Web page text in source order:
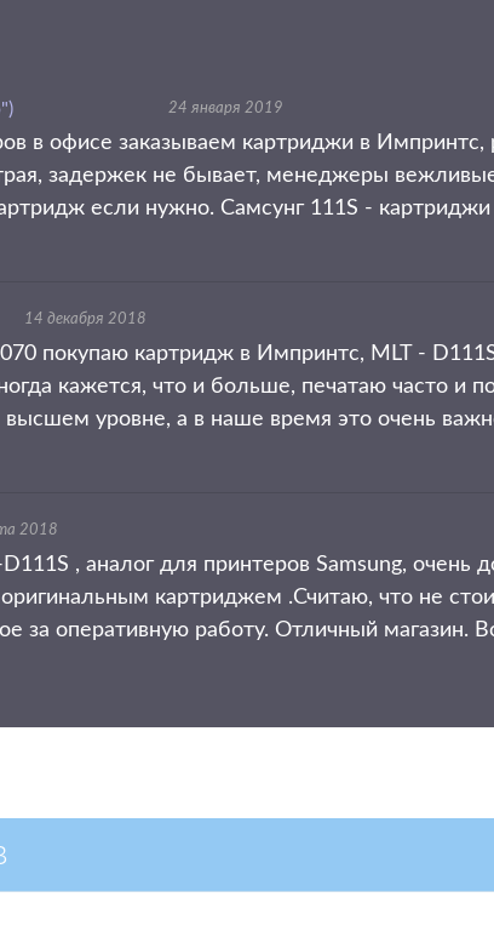
24 января 2019
в офисе заказываем картриджи в
задержек не бывает, менеджеры
если нужно. Самсунг 111S - картриджи
14 декабря 2018
покупаю картридж в Импринтс, MLT -
кажется, что и больше, печатаю часто и
уровне, а в наше время это очень
2018
, аналог для принтеров Samsung, очень
картриджем .Считаю, что не
за оперативную работу. Отличный магазин.